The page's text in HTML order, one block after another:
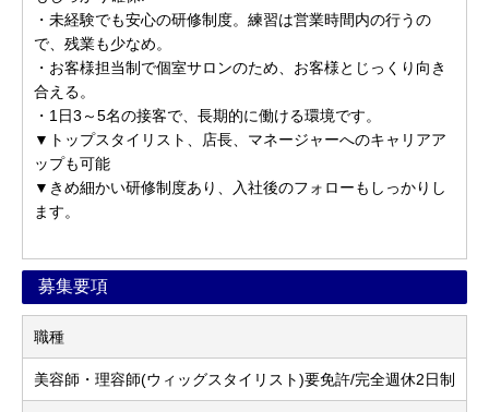
・未経験でも安心の研修制度。練習は営業時間内の行うの
で、残業も少なめ。
・お客様担当制で個室サロンのため、お客様とじっくり向き
合える。
・1日3～5名の接客で、長期的に働ける環境です。
▼トップスタイリスト、店長、マネージャーへのキャリアア
ップも可能
▼きめ細かい研修制度あり、入社後のフォローもしっかりし
ます。
募集要項
職種
美容師・理容師(ウィッグスタイリスト)要免許/完全週休2日制